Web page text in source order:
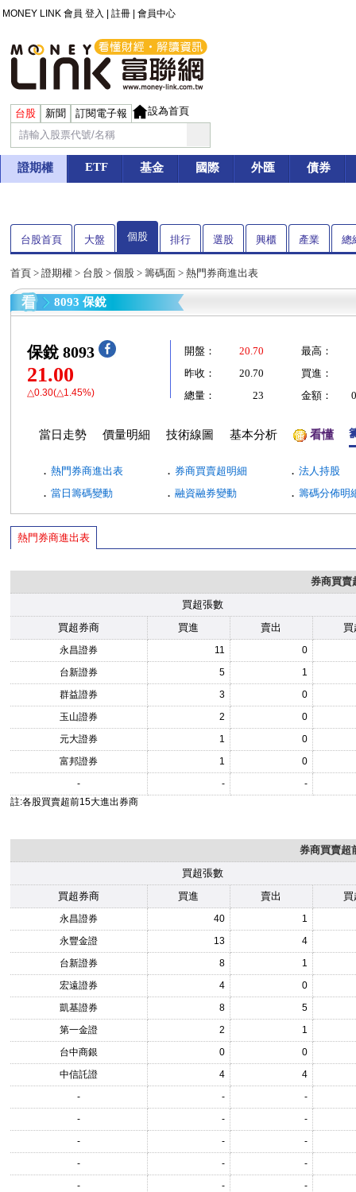
MONEY LINK 會員 登入 註冊 會員中心
台股 新聞 訂閱電子報 設為首頁
證期權 ETF 基金 國際 外匯 債券
台股首頁 大盤 個股 排行 選股 興櫃 產業 總
首頁 > 證期權 > 台股 > 個股 > 籌碼面 > 熱門券商進出表
8093 保銳
保銳 8093
21.00
△0.30(△1.45%)
開盤： 20.70
最高：
昨收：
20.70
買進：
總量：
23 金額：
當日走勢 價量明細 技術線圖 基本分析 看懂
． 熱門券商進出表 ． 券商買賣超明細 ． 法人持股
． 當日籌碼變動 ． 融資融券變動 ． 籌碼分佈明
熱門券商進出表
券商買賣
買超張數
買超券商
買進 賣出
永昌證券 11
0
台新證券
5
1
群益證券
3
0
玉山證券
2
0
元大證券
1
0
富邦證券
1
0
-
-
-
註:各股買賣超前15大進出券商
券商買賣超
買超張數
買超券商
買進 賣出
永昌證券 40
1
永豐金證
13
4
台新證券
8
1
宏遠證券
4
0
凱基證券
8
5
第一金證
2
1
台中商銀
0
0
中信託證
4
4
-
-
-
-
-
-
-
-
-
-
-
-
-
-
-